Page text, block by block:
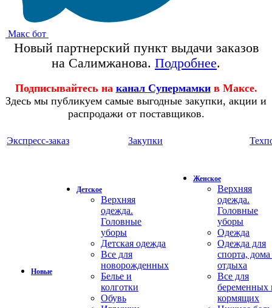
Макс бот
Новый партнерский пункт выдачи заказов
на Салимжанова. Подробнее.
Подписывайтесь на канал Супермамки в Максе.
Здесь мы публикуем самые выгодные закупки, акции и
распродажи от поставщиков.
Экспресс-заказ Закупки
Новые
Детское
Верхняя
одежда.
Головные
уборы
Детская одежда
Все для
новорожденных
Белье и
колготки
Обувь
Женское
Верхняя
одежда.
Головные
уборы
Одежда
Одежда для
спорта,
отдыха
Все для
беременных
кормящих